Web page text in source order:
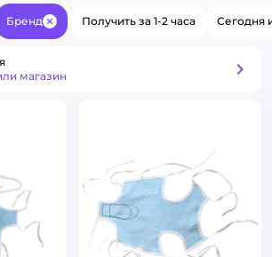
Бренд ЗакрытьПолучить за 1-2 часа Сегодня
магазин